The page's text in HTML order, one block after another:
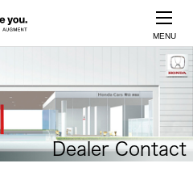
MENU
Dealer Contact